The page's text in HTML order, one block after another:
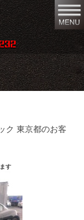
わせ
？
ク 東京都のお客
す